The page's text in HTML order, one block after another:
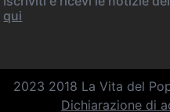
qui
2023 2018 La Vita del
Dichiarazione di